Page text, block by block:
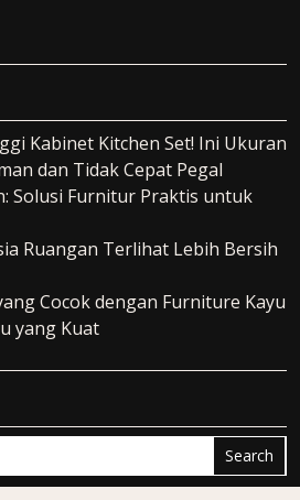
Kabinet Kitchen Set! Ini Ukuran
dan Tidak Cepat Pegal
Solusi Furnitur Praktis untuk
Ruangan Terlihat Lebih Bersih
Cocok dengan Furniture Kayu
yang Kuat
Search